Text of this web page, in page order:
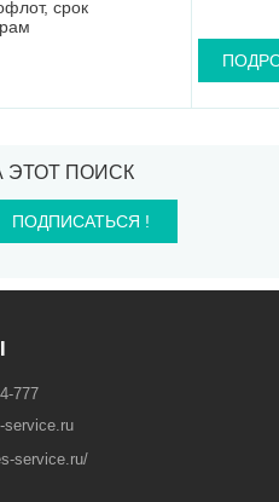
срок
ЭТОТ ПОИСК
ПОДПИСАТЬСЯ !
777
service.ru
service.ru/